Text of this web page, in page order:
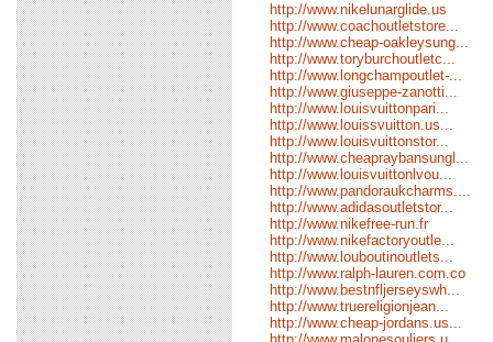
http://www.nikelunarglide.us
http://www.coachoutletstore...
http://www.cheap-oakleysung...
http://www.toryburchoutletc...
http://www.longchampoutlet-...
http://www.giuseppe-zanotti...
http://www.louisvuittonpari...
http://www.louissvuitton.us...
http://www.louisvuittonstor...
http://www.cheapraybansungl...
http://www.louisvuittonlvou...
http://www.pandoraukcharms....
http://www.adidasoutletstor...
http://www.nikefree-run.fr
http://www.nikefactoryoutle...
http://www.louboutinoutlets...
http://www.ralph-lauren.com.co
http://www.bestnfljerseyswh...
http://www.truereligionjean...
http://www.cheap-jordans.us...